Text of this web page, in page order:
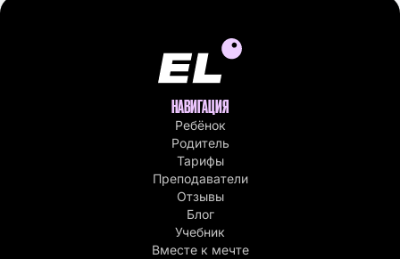
НАВИГАЦИЯ
Ребёнок
Родитель
Тарифы
Преподаватели
Отзывы
Блог
Учебник
Вместе к мечте